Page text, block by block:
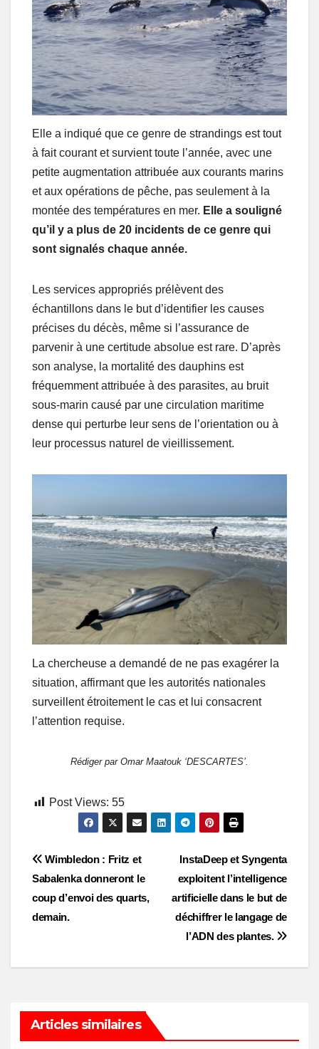
Elle a indiqué que ce genre de strandings est tout
à fait courant et survient toute l’année, avec une
petite augmentation attribuée aux courants marins
et aux opérations de pêche, pas seulement à la
montée des températures en mer. Elle a souligné
qu’il y a plus de 20 incidents de ce genre qui
sont signalés chaque année.
Les services appropriés prélèvent des
échantillons dans le but d’identifier les causes
précises du décès, même si l’assurance de
parvenir à une certitude absolue est rare. D’après
son analyse, la mortalité des dauphins est
fréquemment attribuée à des parasites, au bruit
sous-marin causé par une circulation maritime
dense qui perturbe leur sens de l’orientation ou à
leur processus naturel de vieillissement.
La chercheuse a demandé de ne pas exagérer la
situation, affirmant que les autorités nationales
surveillent étroitement le cas et lui consacrent
l’attention requise.
Rédiger par Omar Maatouk ‘DESCARTES’.
Post Views: 55
Post
navigation
InstaDeep et Syngenta
exploitent l’intelligence
artificielle dans le but de
déchiffrer le langage de
l’ADN des plantes.
Wimbledon : Fritz et
Sabalenka donneront le
coup d’envoi des quarts,
demain.
Articles similaires